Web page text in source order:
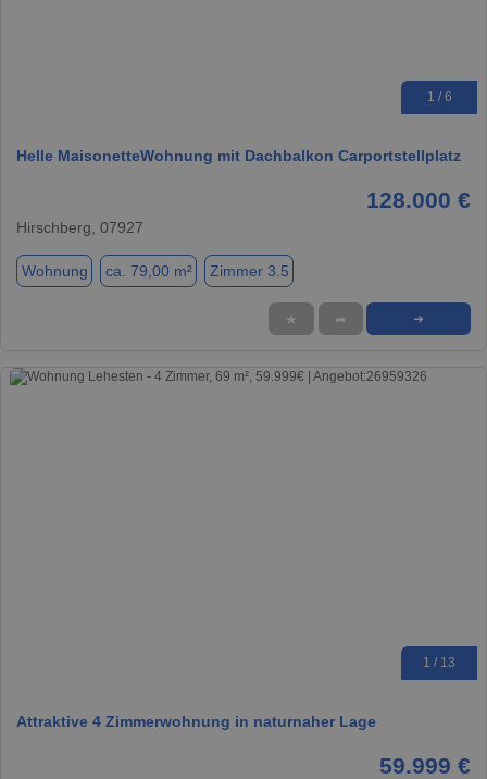
1 / 6
Helle MaisonetteWohnung mit Dachbalkon Carportstellplatz
128.000 €
Hirschberg, 07927
Wohnung ca. 79,00 m² Zimmer 3.5
★ ➦ ➜
1 / 13
Attraktive 4 Zimmerwohnung in naturnaher Lage
59.999 €